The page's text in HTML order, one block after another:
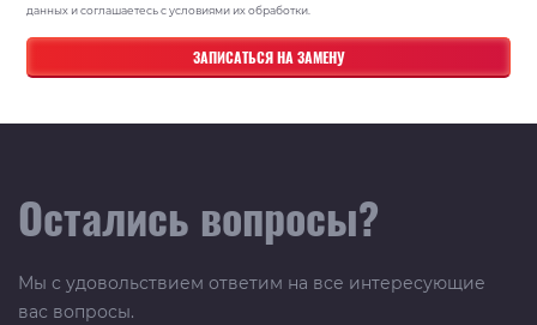
данных и соглашаетесь с условиями их обработки.
Остались вопросы?
Мы с удовольствием ответим на все интересующие
вас вопросы.